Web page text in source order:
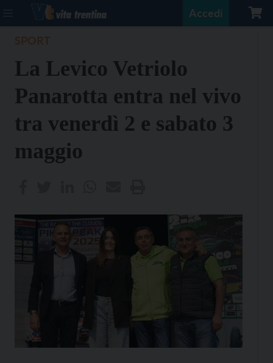
Accedi
La Levico Vetriolo
Panarotta entra nel vivo
tra venerdì 2 e sabato 3
maggio